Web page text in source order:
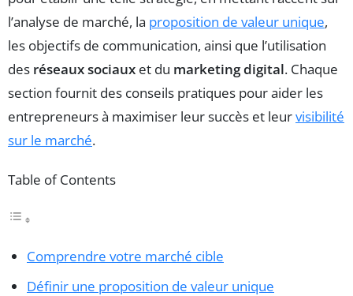
l’analyse de marché, la proposition de valeur unique,
les objectifs de communication, ainsi que l’utilisation
des réseaux sociaux et du marketing digital. Chaque
section fournit des conseils pratiques pour aider les
entrepreneurs à maximiser leur succès et leurvisibilité
sur le marché.
Table of Contents
Comprendre votre marché cible
Définir une proposition de valeur unique